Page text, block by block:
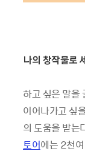
나의 창작물로
하고 싶은 말을
이어나가고 싶
의 도움을 받
토어에는 2천